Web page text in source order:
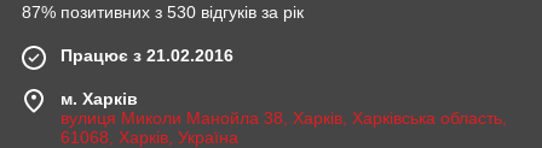
87% позитивних з 530 відгуків за рік
Працює з 21.02.2016
м. Харків
вулиця Миколи Манойла 38, Харків, Харківська область,
61068, Харків, Україна